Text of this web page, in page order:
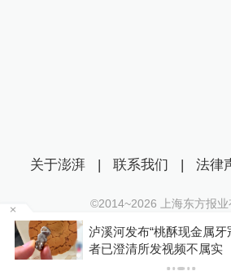
论，称消费
泰国校园枪击
仍藏在学校附近
关于澎湃 | 联系我们 | 法律
©2014~2026 上海东方报
沪ICP证：沪B2-20170116 | 沪
互联网新闻信息服务许可证：
沪公网安备